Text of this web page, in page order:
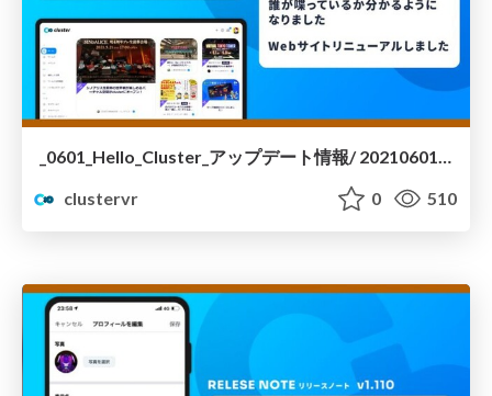
_0601_Hello_Cluster_アップデート情報/ 20210601-hello-cluster-update
clustervr
0 510